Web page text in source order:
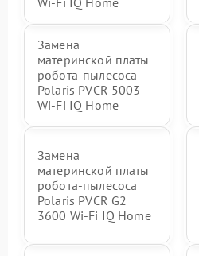
Замена
материнской платы
робота-пылесоса
Polaris PVCR 5003
Wi-Fi IQ Home
Замена
материнской платы
робота-пылесоса
Polaris PVCR G2
3600 Wi-Fi IQ Home